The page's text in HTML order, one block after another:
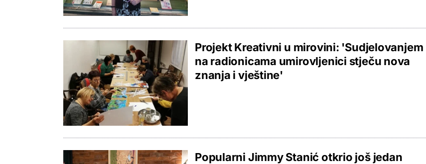
Projekt Kreativni u mirovini: 'Sudjelovanjem
na radionicama umirovljenici stječu nova
znanja i vještine'
Popularni Jimmy Stanić otkrio još jedan